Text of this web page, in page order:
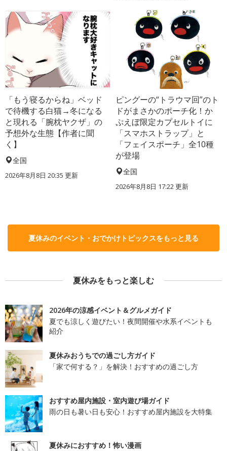
「もう寝るからね」ベッド
で待機する白猫→冬になる
と現れる「腕枕ヤクザ」の
予想外な生態【作者に聞
く】
全国
2026年8月8日 20:35 更新
ピングーの“トラウマ回”のト
ドがまさかのポーチ化！か
ぷえぼ限定カプセルトイに
「スマホストラップ」と
「フェイスポーチ」全10種
が登場
全国
2026年8月8日 17:22更新
夏休みのイベント・おでかけトピックスをもっと見る
夏休みをもっと楽しむ
2026年の涼感イベント＆グルメガイド
夏でも涼しく遊びたい！夜間開催や水系イベントも
紹介
夏休みおうちでの過ごし方ガイド
「家で何する？」を解決！おすすめの過ごし方
おすすめ屋内施設・室内遊び場ガイド
雨の日も暑い日も安心！おすすめ屋内施設を大特集
夏休みにおすすめ！怖い漫画